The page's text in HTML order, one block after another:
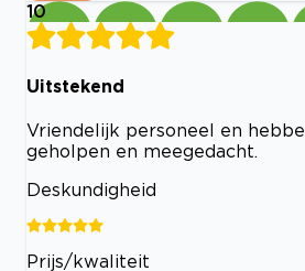
10
Uitstekend
Vriendelijk personeel en
geholpen en meegedacht.
Deskundigheid
Prijs/kwaliteit